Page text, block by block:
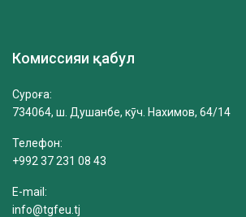
Комиссияи қабул
Суроға:
734064, ш. Душанбе, кӯч. Нахимов, 64/14
Телефон:
+992 37 231 08 43
E-mail:
info@tgfeu.tj